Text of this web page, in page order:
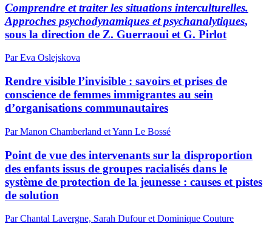
Comprendre et traiter les situations interculturelles.
Approches psychodynamiques et psychanalytiques,
sous la direction de Z. Guerraoui et G. Pirlot
Par Eva Oslejskova
Rendre visible l’invisible : savoirs et prises de
conscience de femmes immigrantes au sein
d’organisations communautaires
Par Manon Chamberland et Yann Le Bossé
Point de vue des intervenants sur la disproportion
des enfants issus de groupes racialisés dans le
système de protection de la jeunesse : causes et pistes
de solution
Par Chantal Lavergne, Sarah Dufour et Dominique Couture